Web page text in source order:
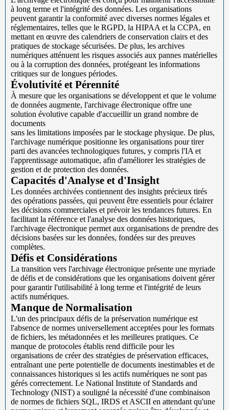
à long terme et l'intégrité des données. Les organisations
peuvent garantir la conformité avec diverses normes légales et
réglementaires, telles que le RGPD, la HIPAA et la CCPA, en
mettant en œuvre des calendriers de conservation clairs et des
pratiques de stockage sécurisées. De plus, les archives
numériques atténuent les risques associés aux pannes matérielles
ou à la corruption des données, protégeant les informations
critiques sur de longues périodes.
Évolutivité et Pérennité
À mesure que les organisations se développent et que le volume
de données augmente, l'archivage électronique offre une
solution évolutive capable d'accueillir un grand nombre de
documents
sans les limitations imposées par le stockage physique. De plus,
l'archivage numérique positionne les organisations pour tirer
parti des avancées technologiques futures, y compris l'IA et
l'apprentissage automatique, afin d'améliorer les stratégies de
gestion et de protection des données.
Capacités d'Analyse et d'Insight
Les données archivées contiennent des insights précieux tirés
des opérations passées, qui peuvent être essentiels pour éclairer
les décisions commerciales et prévoir les tendances futures. En
facilitant la référence et l'analyse des données historiques,
l'archivage électronique permet aux organisations de prendre des
décisions basées sur les données, fondées sur des preuves
complètes.
Défis et Considérations
La transition vers l'archivage électronique présente une myriade
de défis et de considérations que les organisations doivent gérer
pour garantir l'utilisabilité à long terme et l'intégrité de leurs
actifs numériques.
Manque de Normalisation
L'un des principaux défis de la préservation numérique est
l'absence de normes universellement acceptées pour les formats
de fichiers, les métadonnées et les meilleures pratiques. Ce
manque de protocoles établis rend difficile pour les
organisations de créer des stratégies de préservation efficaces,
entraînant une perte potentielle de documents inestimables et de
connaissances historiques si les actifs numériques ne sont pas
gérés correctement. Le National Institute of Standards and
Technology (NIST) a souligné la nécessité d'une combinaison
de normes de fichiers SQL, IRDS et ASCII en attendant qu'une